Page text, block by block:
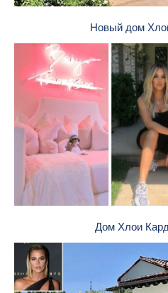
Новый дом
Дом Хлои